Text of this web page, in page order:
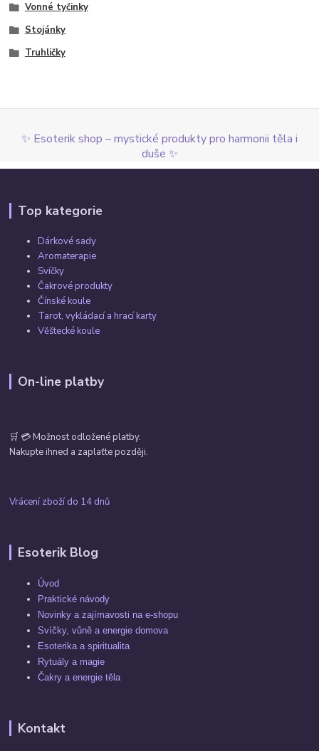
Vonné tyčinky
Stojánky
Truhličky
✨ Esoterik shop – mystické produkty pro harmonii těla i
duše ✨
Top kategorie
Dárkové sady
Aromaterapie
Svíčky
Čakrové produkty
Čínské koule
Tarot, vykládací a hrací karty
Věštecké koule
On-line platby
🛒 💳 Možnost odložené platby.
Nakupte ihned a zaplaťte později.
Vrácení zboží do 14 dnů
Esoterik Blog
Úvod
Praktické návody
Novinky a zajímavosti na e-shopu
Svíčky, vůně a energie domova
Esoterika a spiritualita
Rytuály a magie
Čakry a energie těla
Kontakt